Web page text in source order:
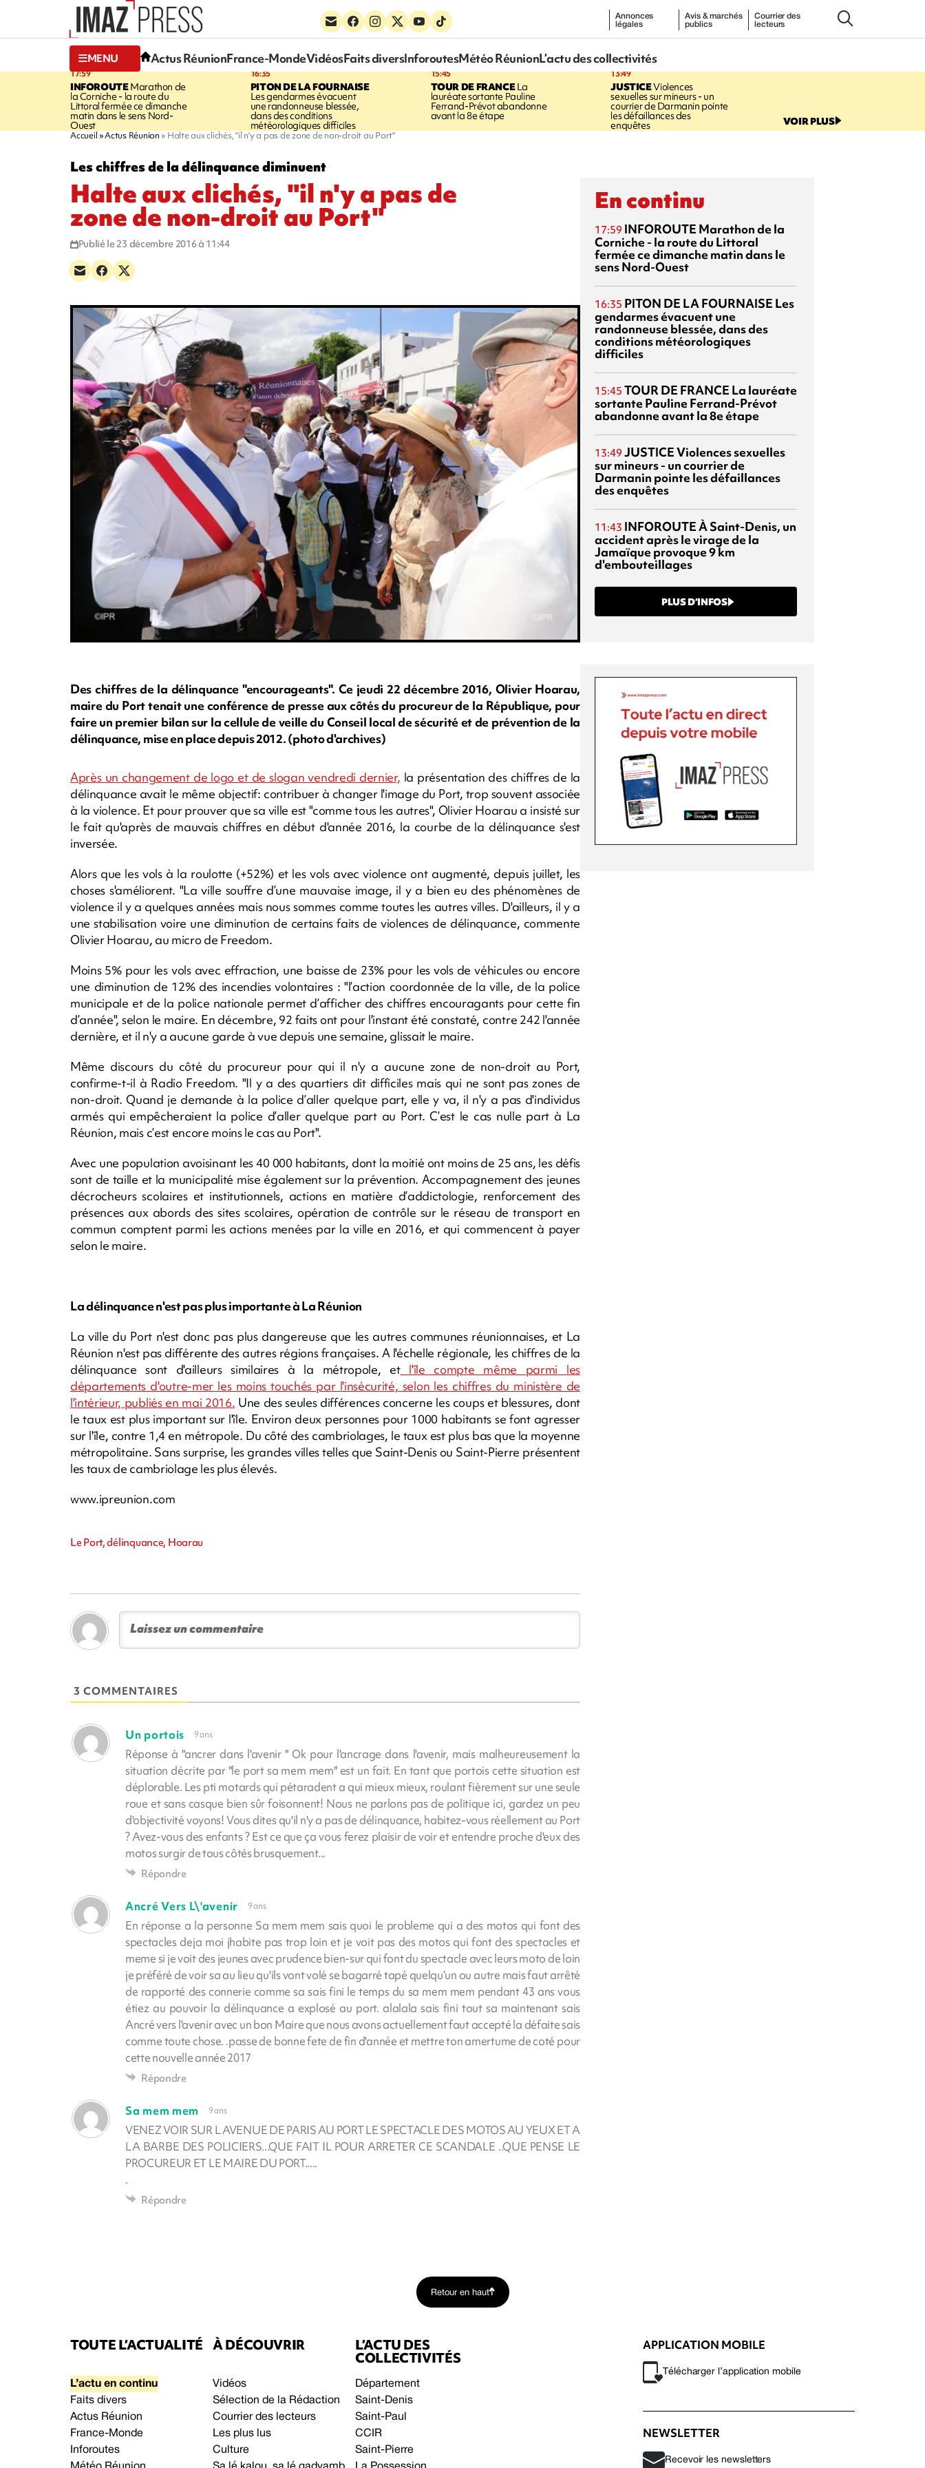
Annonces
légales
Avis & marchés
publics
Courrier des
lecteurs
MENU Actus RéunionFrance-MondeVidéosFaits diversInforoutesMétéo RéunionL’actu des collectivités
17:59
INFOROUTEMarathon de
la Corniche - la route du
Littoral fermée ce dimanche
matin dans le sens Nord-
Ouest
16:35
PITON DE LA FOURNAISE
Les gendarmes évacuent
une randonneuse blessée,
dans des conditions
météorologiques difficiles
15:45
TOUR DE FRANCELa
lauréate sortante Pauline
Ferrand-Prévot abandonne
avant la 8e étape
13:49
JUSTICEViolences
sexuelles sur mineurs - un
courrier de Darmanin pointe
les défaillances des
enquêtes VOIR PLUS
Accueil Actus Réunion Halte aux clichés, "il n'y a pas de zone de non-droit au Port"
Les chiffres de la délinquance diminuent
Halte aux clichés, "il n'y a pas de
zone de non-droit au Port"
Publié le 23 décembre 2016 à 11:44
Des chiffres de la délinquance "encourageants". Ce jeudi 22 décembre 2016, Olivier Hoarau,
maire du Port tenait une conférence de presse aux côtés du procureur de la République, pour
faire un premier bilan sur la cellule de veille du Conseil local de sécurité et de prévention de la
délinquance, mise en place depuis 2012. (photo d'archives)
Après un changement de logo et de slogan vendredi dernier, la présentation des chiffres de la
délinquance avait le même objectif: contribuer à changer l'image du Port, trop souvent associée
à la violence. Et pour prouver que sa ville est "comme tous les autres", Olivier Hoarau a insisté sur
le fait qu'après de mauvais chiffres en début d'année 2016, la courbe de la délinquance s'est
inversée.
Alors que les vols à la roulotte (+52%) et les vols avec violence ont augmenté, depuis juillet, les
choses s'améliorent. "La ville souffre d’une mauvaise image, il y a bien eu des phénomènes de
violence il y a quelques années mais nous sommes comme toutes les autres villes. D'ailleurs, il y a
une stabilisation voire une diminution de certains faits de violences de délinquance, commente
Olivier Hoarau, au micro de Freedom.
Moins 5% pour les vols avec effraction, une baisse de 23% pour les vols de véhicules ou encore
une diminution de 12% des incendies volontaires : "l’action coordonnée de la ville, de la police
municipale et de la police nationale permet d’afficher des chiffres encouragants pour cette fin
d’année", selon le maire. En décembre, 92 faits ont pour l'instant été constaté, contre 242 l'année
dernière, et il n'y a aucune garde à vue depuis une semaine, glissait le maire.
Même discours du côté du procureur pour qui il n'y a aucune zone de non-droit au Port,
confirme-t-il à Radio Freedom. "Il y a des quartiers dit difficiles mais qui ne sont pas zones de
non-droit. Quand je demande à la police d’aller quelque part, elle y va, il n'y a pas d'individus
armés qui empêcheraient la police d’aller quelque part au Port. C’est le cas nulle part à La
Réunion, mais c’est encore moins le cas au Port".
Avec une population avoisinant les 40 000 habitants, dont la moitié ont moins de 25 ans, les défis
sont de taille et la municipalité mise également sur la prévention. Accompagnement des jeunes
décrocheurs scolaires et institutionnels, actions en matière d’addictologie, renforcement des
présences aux abords des sites scolaires, opération de contrôle sur le réseau de transport en
commun comptent parmi les actions menées par la ville en 2016, et qui commencent à payer
selon le maire.
La délinquance n'est pas plus importante à La Réunion
La ville du Port n'est donc pas plus dangereuse que les autres communes réunionnaises, et La
Réunion n'est pas différente des autres régions françaises. A l'échelle régionale, les chiffres de la
délinquance sont d'ailleurs similaires à la métropole, etl'île compte même parmi les
départements d'outre-mer les moins touchés par l'insécurité, selon les chiffres du ministère de
l'intérieur, publiés en mai 2016. Une des seules différences concerne les coups et blessures, dont
le taux est plus important sur l'île. Environ deux personnes pour 1000 habitants se font agresser
sur l'île, contre 1,4 en métropole. Du côté des cambriolages, le taux est plus bas que la moyenne
métropolitaine. Sans surprise, les grandes villes telles que Saint-Denis ou Saint-Pierre présentent
les taux de cambriolage les plus élevés.
www.ipreunion.com
Le Port, délinquance, Hoarau
3 COMMENTAIRES
Un portois 9 ans
Réponse à "ancrer dans l'avenir " Ok pour l'ancrage dans l'avenir, mais malheureusement la
situation décrite par "le port sa mem mem" est un fait. En tant que portois cette situation est
déplorable. Les pti motards qui pétaradent a qui mieux mieux, roulant fièrement sur une seule
roue et sans casque bien sûr foisonnent! Nous ne parlons pas de politique ici, gardez un peu
d'objectivité voyons! Vous dites qu'il n'y a pas de délinquance, habitez-vous réellement au Port
? Avez-vous des enfants ? Est ce que ça vous ferez plaisir de voir et entendre proche d'eux des
motos surgir de tous côtés brusquement...
Répondre
Ancré Vers L\'avenir 9 ans
En réponse a la personne Sa mem mem sais quoi le probleme qui a des motos qui font des
spectacles deja moi jhabite pas trop loin et je voit pas des motos qui font des spectacles et
meme si je voit des jeunes avec prudence bien-sur qui font du spectacle avec leurs moto de loin
je préféré de voir sa au lieu qu'ils vont volé se bagarré tapé quelqu’un ou autre mais faut arrêté
de rapporté des connerie comme sa sais fini le temps du sa mem mem pendant 43 ans vous
étiez au pouvoir la délinquance a explosé au port. alalala sais fini tout sa maintenant sais
Ancré vers l'avenir avec un bon Maire que nous avons actuellement faut accepté la défaite sais
comme toute chose. .passe de bonne fete de fin d'année et mettre ton amertume de coté pour
cette nouvelle année 2017
Répondre
Sa mem mem 9 ans
VENEZ VOIR SUR L AVENUE DE PARIS AU PORT LE SPECTACLE DES MOTOS AU YEUX ET A
LA BARBE DES POLICIERS...QUE FAIT IL POUR ARRETER CE SCANDALE ..QUE PENSE LE
PROCUREUR ET LE MAIRE DU PORT.....
.
Répondre
En continu
17:59 INFOROUTE Marathon de la
Corniche - la route du Littoral
fermée ce dimanche matin dans le
sens Nord-Ouest
16:35 PITON DE LA FOURNAISE Les
gendarmes évacuent une
randonneuse blessée, dans des
conditions météorologiques
difficiles
15:45 TOUR DE FRANCE La lauréate
sortante Pauline Ferrand-Prévot
abandonne avant la 8e étape
13:49 JUSTICEViolences sexuelles
sur mineurs - un courrier de
Darmanin pointe les défaillances
des enquêtes
11:43 INFOROUTEÀ Saint-Denis, un
accident après le virage de la
Jamaïque provoque 9 km
d'embouteillages
PLUS D’INFOS
Retour en haut
TOUTE L’ACTUALITÉ
L’actu en continu
Faits divers
Actus Réunion
France-Monde
Inforoutes
À DÉCOUVRIR
Vidéos
Sélection de la Rédaction
Courrier des lecteurs
Les plus lus
Culture
L’ACTU DES
COLLECTIVITÉS
Département
Saint-Denis
Saint-Paul
CCIR
Saint-Pierre
APPLICATION MOBILE
Télécharger l’application mobile
NEWSLETTER
Recevoir les newsletters